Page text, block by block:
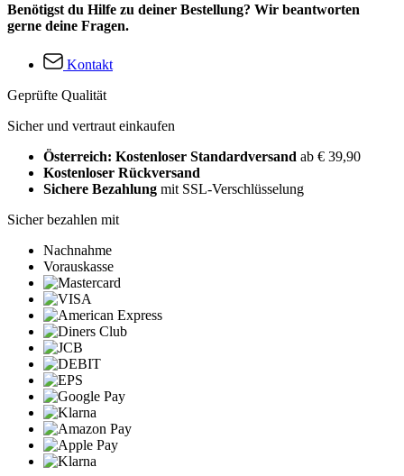
Benötigst du Hilfe zu deiner Bestellung? Wir beantworten
gerne deine Fragen.
Kontakt
Geprüfte Qualität
Sicher und vertraut einkaufen
Österreich: Kostenloser Standardversand ab € 39,90
Kostenloser Rückversand
Sichere Bezahlung mit SSL-Verschlüsselung
Sicher bezahlen mit
Nachnahme
Vorauskasse